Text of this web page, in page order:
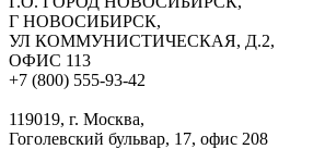
Г НОВОСИБИРСК,
УЛ КОММУНИСТИЧЕСКАЯ, Д.2,
ОФИС 113
+7 (800) 555-93-42
119019, г. Москва,
Гоголевский бульвар, 17, офис 208